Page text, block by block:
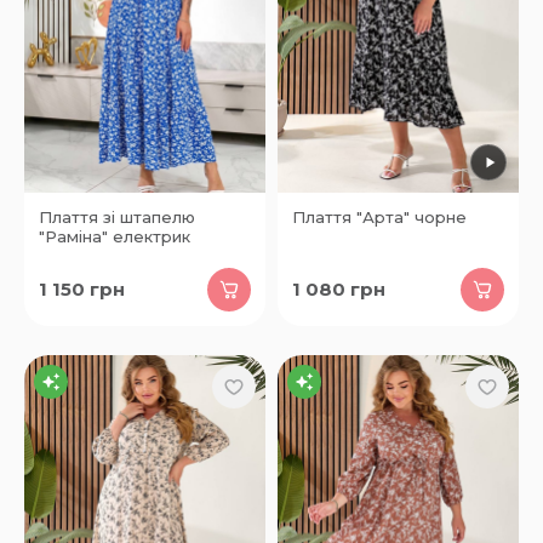
Плаття зі штапелю
"Раміна" електрик
1 150 грн
Плаття "Арта" чорне
1 080 грн